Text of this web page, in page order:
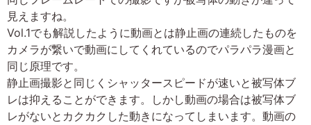
見えますね。
Vol.1でも解説したように動画とは静止画の連続したものを
カメラが繋いで動画にしてくれているのでパラパラ漫画と
同じ原理です。
静止画撮影と同じくシャッタースピードが速いと被写体ブ
レは抑えることができます。しかし動画の場合は被写体ブ
レがないとカクカクした動きになってしまいます。動画の